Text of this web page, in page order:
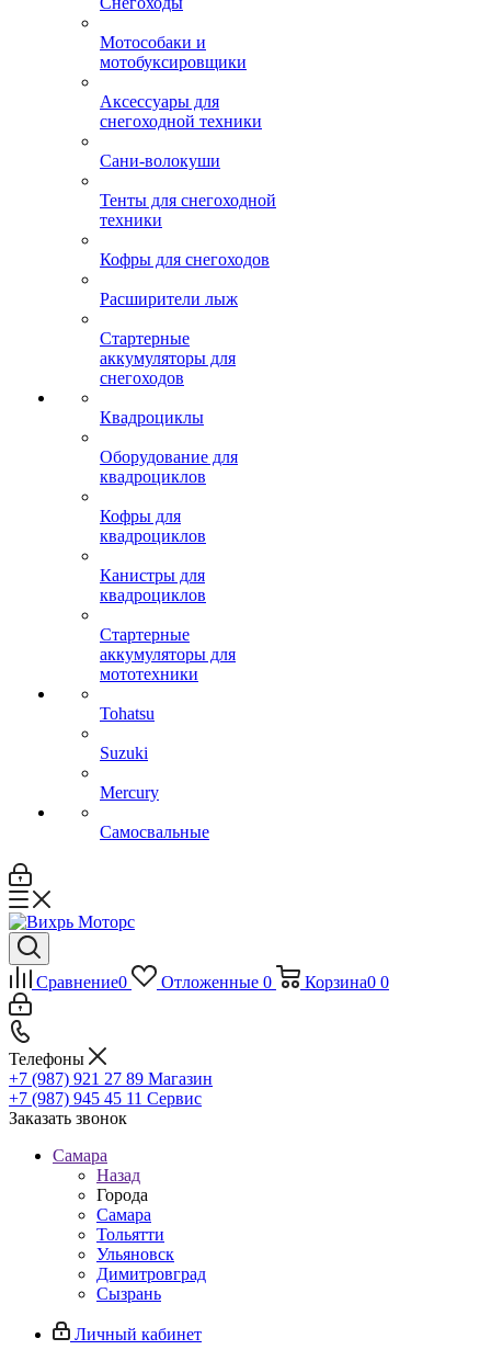
Мотособаки и
мотобуксировщики
Аксессуары для
снегоходной техники
Сани-волокуши
Тенты для снегоходной
техники
Кофры для снегоходов
Расширители лыж
Стартерные
аккумуляторы для
снегоходов
Квадроциклы
Оборудование для
квадроциклов
Кофры для
квадроциклов
Канистры для
квадроциклов
Стартерные
аккумуляторы для
мототехники
Tohatsu
Suzuki
Mercury
Самосвальные
Сравнение0 Отложенные 0 Корзина0 0
Телефоны
+7 (987) 921 27 89 Магазин
+7 (987) 945 45 11 Сервис
Заказать звонок
Самара
Назад
Города
Самара
Тольятти
Ульяновск
Димитровград
Сызрань
Личный кабинет